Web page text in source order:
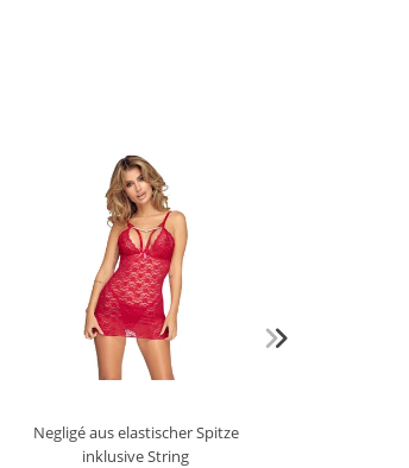
Negligé aus elastischer Spitze
inklusive String